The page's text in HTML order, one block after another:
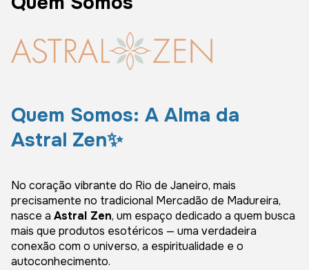
Quem Somos: A Alma da
Astral Zen✨
No coração vibrante do Rio de Janeiro, mais
precisamente no tradicional Mercadão de Madureira,
nasce a Astral Zen, um espaço dedicado a quem busca
mais que produtos esotéricos — uma verdadeira
conexão com o universo, a espiritualidade e o
autoconhecimento.